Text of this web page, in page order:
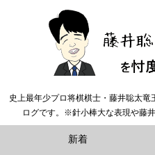
史上最年少プロ将棋棋士・藤井聡太
ログです。※針小棒大な表現や藤
新着